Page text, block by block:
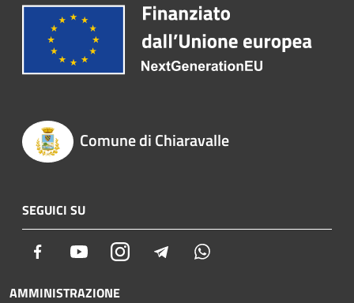
Comune di Chiaravalle
SEGUICI SU
Facebook YoutubeInstagram Telegram
AMMINISTRAZIONE